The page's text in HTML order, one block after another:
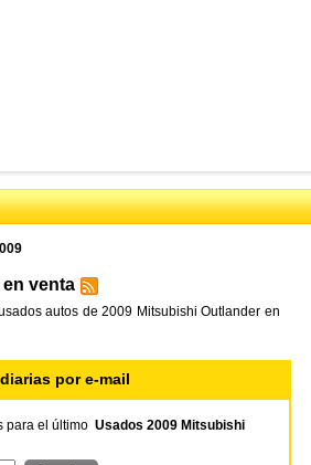
venta
autos de 2009 Mitsubishi Outlander en
por e-mail
para el último Usados 2009 Mitsubishi